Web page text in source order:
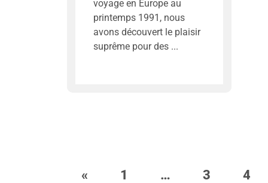
voyage en Europe au
printemps 1991, nous
avons découvert le plaisir
suprême pour des
« 1 … 3 4